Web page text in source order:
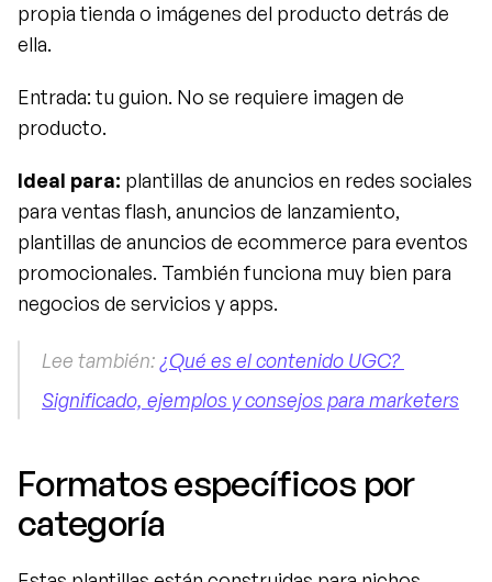
propia tienda o imágenes del producto detrás de
ella.
Entrada: tu guion. No se requiere imagen de
producto.
Ideal para: plantillas de anuncios en redes sociales
para ventas flash, anuncios de lanzamiento,
plantillas de anuncios de ecommerce para eventos
promocionales. También funciona muy bien para
negocios de servicios y apps.
Lee también: ¿Qué es el contenido UGC?
Significado, ejemplos y consejos para marketers
Formatos específicos por
categoría